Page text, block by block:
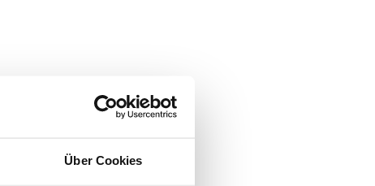
Über Cookies